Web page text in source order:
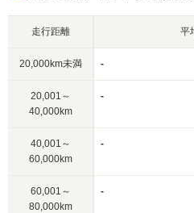
走行距離 平
20,000km未満 -
20,001～
40,000km
-
40,001～
60,000km
-
60,001～
80,000km
-